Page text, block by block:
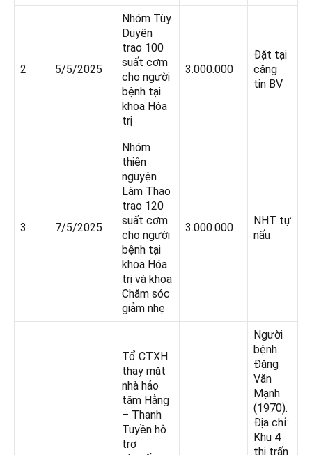
2 5/5/2025
Nhóm Tùy
Duyên
trao 100
suất cơm
cho người
bệnh tại
khoa Hóa
trị
3.000.000
Đặt tại
căng
tin BV
3 7/5/2025
Nhóm
thiện
nguyện
Lâm Thao
trao 120
suất cơm
cho người
bệnh tại
khoa Hóa
trị và khoa
Chăm sóc
giảm nhẹ
3.000.000
NHT tự
nấu
Tổ CTXH
thay mặt
nhà hảo
tâm Hằng
– Thanh
Tuyền hỗ
trợ
Người
bệnh
Đặng
Văn
Mạnh
(1970).
Địa chỉ:
Khu 4
thị trấn